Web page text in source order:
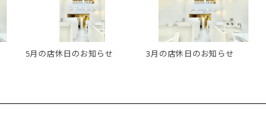
5月の店休日のお知らせ 3月の店休日のお知らせ